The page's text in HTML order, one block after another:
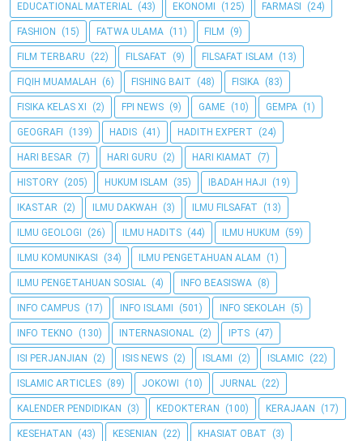
EDUCATIONAL MATERIAL (43) EKONOMI (125) FARMASI (24)
FASHION (15) FATWA ULAMA (11) FILM (9)
FILM TERBARU (22) FILSAFAT (9) FILSAFAT ISLAM (13)
FIQIH MUAMALAH (6) FISHING BAIT (48) FISIKA (83)
FISIKA KELAS XI (2) FPI NEWS (9) GAME (10) GEMPA (1)
GEOGRAFI (139) HADIS (41) HADITH EXPERT (24)
HARI BESAR (7) HARI GURU (2) HARI KIAMAT (7)
HISTORY (205) HUKUM ISLAM (35) IBADAH HAJI (19)
IKASTAR (2) ILMU DAKWAH (3) ILMU FILSAFAT (13)
ILMU GEOLOGI (26) ILMU HADITS (44) ILMU HUKUM (59)
ILMU KOMUNIKASI (34) ILMU PENGETAHUAN ALAM (1)
ILMU PENGETAHUAN SOSIAL (4) INFO BEASISWA (8)
INFO CAMPUS (17) INFO ISLAMI (501) INFO SEKOLAH (5)
INFO TEKNO (130) INTERNASIONAL (2) IPTS (47)
ISI PERJANJIAN (2) ISIS NEWS (2) ISLAMI (2) ISLAMIC (22)
ISLAMIC ARTICLES (89) JOKOWI (10) JURNAL (22)
KALENDER PENDIDIKAN (3) KEDOKTERAN (100) KERAJAAN (17)
KESEHATAN (43) KESENIAN (22) KHASIAT OBAT (3)